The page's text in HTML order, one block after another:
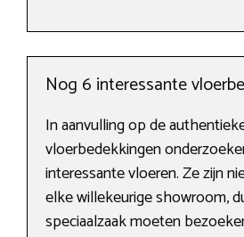
Nog 6 interessante
In aanvulling op de
vloerbedekkingen
interessante vloeren. Ze zijn
elke willekeurige showroom,
speciaalzaak moeten